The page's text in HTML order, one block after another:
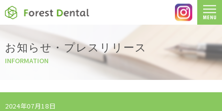
お知らせ・プレスリリース
INFORMATION
2024年07月18日